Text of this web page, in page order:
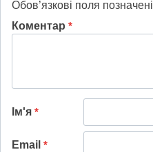
Обов’язкові поля позначені
Коментар *
Ім'я *
Email *